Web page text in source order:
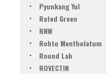
Pyunkang Yul
Rated Green
RNW
Rohto Mentholatum
Round Lab
ROVECTIN